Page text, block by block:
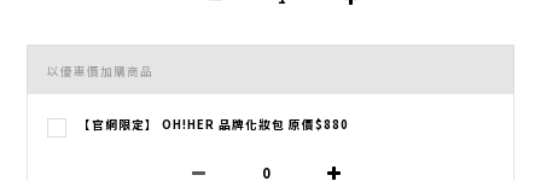
以優惠價加購商品
【官網限定】 OH!HER 品牌化妝包 原價$880